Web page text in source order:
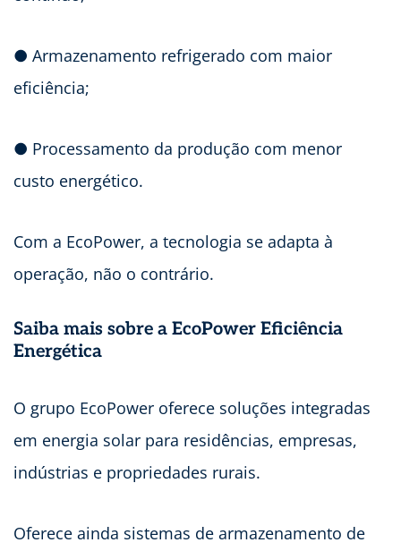
● Armazenamento refrigerado com maior
eficiência;
● Processamento da produção com menor
custo energético.
Com a EcoPower, a tecnologia se adapta à
operação, não o contrário.
Saiba mais sobre a EcoPower Eficiência
Energética
O grupo EcoPower oferece soluções integradas
em energia solar para residências, empresas,
indústrias e propriedades rurais.
Oferece ainda sistemas de armazenamento de